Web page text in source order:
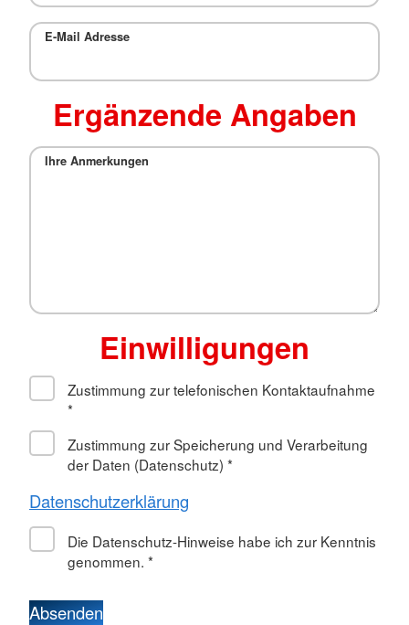
E-Mail Adresse
Ergänzende Angaben
Ihre Anmerkungen
Einwilligungen
Zustimmung zur telefonischen Kontaktaufnahme
*
Zustimmung zur Speicherung und Verarbeitung
der Daten (Datenschutz) *
Datenschutzerklärung
Die Datenschutz-Hinweise habe ich zur Kenntnis
genommen. *
Absenden